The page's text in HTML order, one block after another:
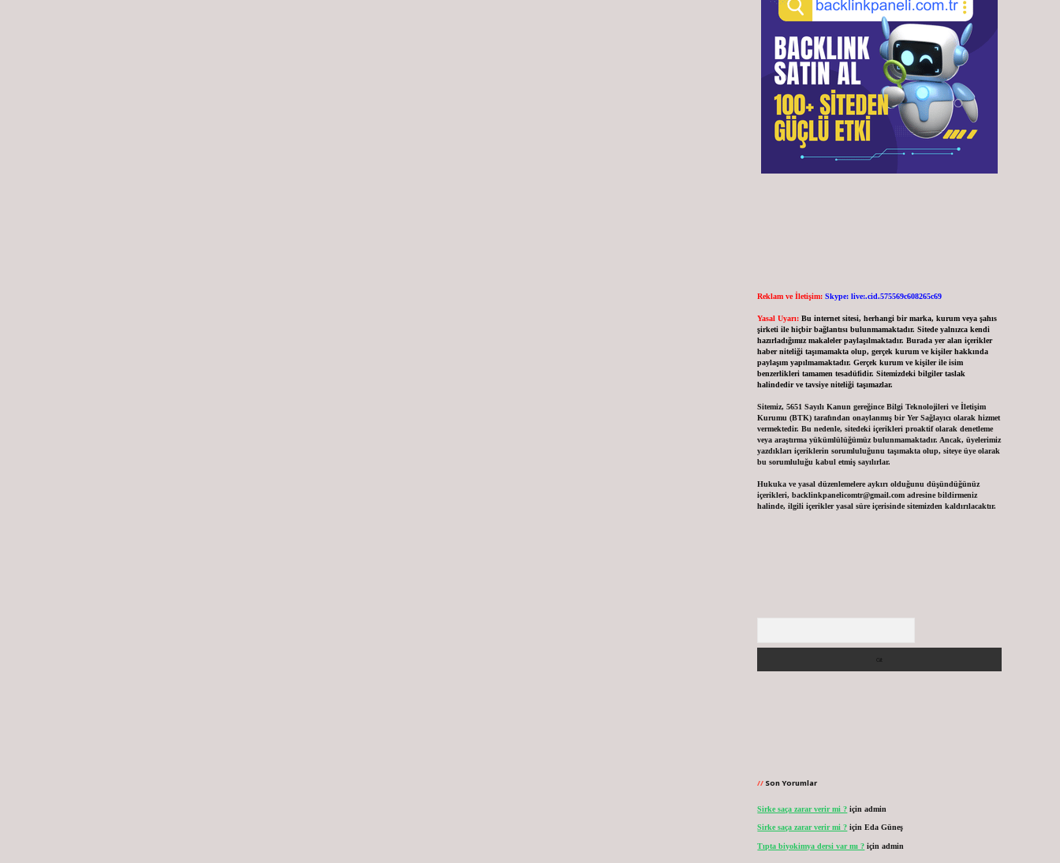
Reklam ve İletişim: Skype: live:.cid.575569c608265c69
Yasal Uyarı: Bu internet sitesi, herhangi bir marka, kurum veya şahıs
şirketi ile hiçbir bağlantısı bulunmamaktadır. Sitede yalnızca kendi
hazırladığımız makaleler paylaşılmaktadır. Burada yer alan içerikler
haber niteliği taşımamakta olup, gerçek kurum ve kişiler hakkında
paylaşım yapılmamaktadır. Gerçek kurum ve kişiler ile isim
benzerlikleri tamamen tesadüfidir. Sitemizdeki bilgiler taslak
halindedir ve tavsiye niteliği taşımazlar.
Sitemiz, 5651 Sayılı Kanun gereğince Bilgi Teknolojileri ve İletişim
Kurumu (BTK) tarafından onaylanmış bir Yer Sağlayıcı olarak hizmet
vermektedir. Bu nedenle, sitedeki içerikleri proaktif olarak denetleme
veya araştırma yükümlülüğümüz bulunmamaktadır. Ancak, üyelerimiz
yazdıkları içeriklerin sorumluluğunu taşımakta olup, siteye üye olarak
bu sorumluluğu kabul etmiş sayılırlar.
Hukuka ve yasal düzenlemelere aykırı olduğunu düşündüğünüz
içerikleri,backlinkpanelicomtr@gmail.com adresine bildirmeniz
halinde, ilgili içerikler yasal süre içerisinde sitemizden kaldırılacaktır.
Son Yorumlar
Sirke saça zarar verir mi ? içinadmin
Sirke saça zarar verir mi ? içinEda Güneş
Tıpta biyokimya dersi var mı ? içinadmin